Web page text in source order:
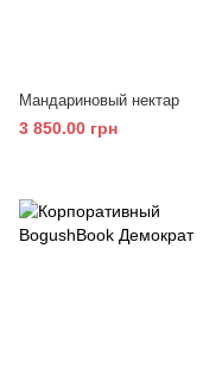
Мандариновый нектар
3 850.00 грн